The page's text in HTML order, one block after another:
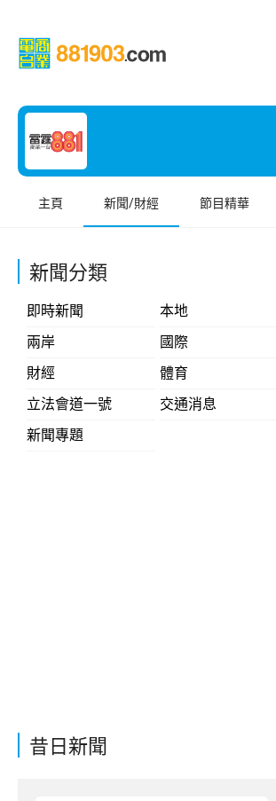
主頁 新聞/財經 節目精華
新聞分類
即時新聞
本地
兩岸
國際
財經
體育
立法會道一號
交通消息
新聞專題
昔日新聞